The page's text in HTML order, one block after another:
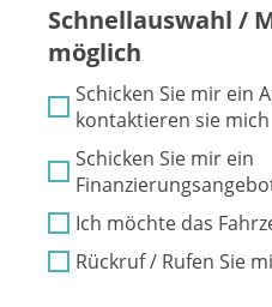
Schnellauswahl /
möglich
Schicken Sie mir ein
kontaktieren sie mich
Schicken Sie mir ein
Ich möchte das
Rückruf / Rufen Sie